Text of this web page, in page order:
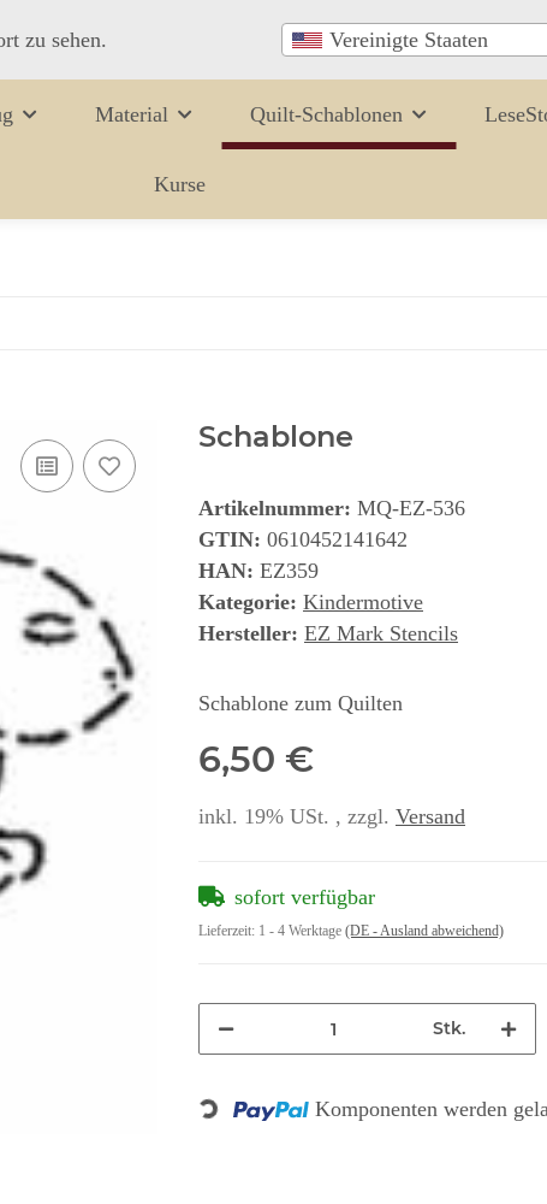
zu sehen. Vereinigte Staaten
Material Quilt-Schablonen
Kurse
Schablone
Artikelnummer: MQ-EZ-536
GTIN: 0610452141642
HAN: EZ359
Kategorie: Kindermotive
Hersteller: EZ Mark Stencils
Schablone zum Quilten
6,50 €
inkl. 19% USt. , zzgl. Versand
sofort verfügbar
Lieferzeit: 1 - 4 Werktage (DE - Ausland abweichend)
Stk.
Loading... Komponenten werden